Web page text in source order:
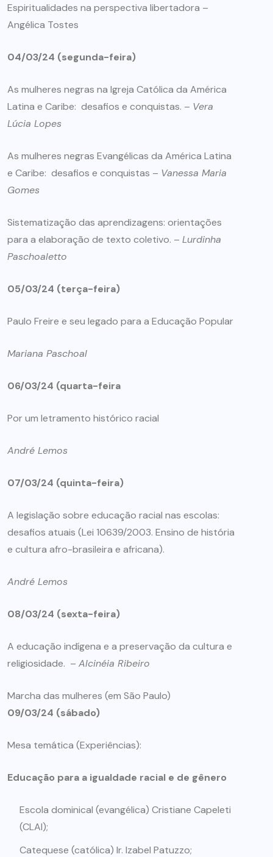
Espiritualidades na perspectiva libertadora –
Angélica Tostes
04/03/24 (segunda-feira)
As mulheres negras na Igreja Católica da América
Latina e Caribe: desafios e conquistas. – Vera
Lúcia Lopes
As mulheres negras Evangélicas da América Latina
e Caribe: desafios e conquistas – Vanessa Maria
Gomes
Sistematização das aprendizagens: orientações
para a elaboração de texto coletivo. – Lurdinha
Paschoaletto
05/03/24 (terça-feira)
Paulo Freire e seu legado para a Educação Popular
Mariana Paschoal
06/03/24 (quarta-feira
Por um letramento histórico racial
André Lemos
07/03/24 (quinta-feira)
A legislação sobre educação racial nas escolas:
desafios atuais (Lei 10639/2003. Ensino de história
e cultura afro-brasileira e africana).
André Lemos
08/03/24 (sexta-feira)
A educação indígena e a preservação da cultura e
religiosidade. – Alcinéia Ribeiro
Marcha das mulheres (em São Paulo)
09/03/24 (sábado)
Mesa temática (Experiências):
Educação para a igualdade racial e de gênero
Escola dominical (evangélica) Cristiane Capeleti
(CLAI);
Catequese (católica) Ir. Izabel Patuzzo;